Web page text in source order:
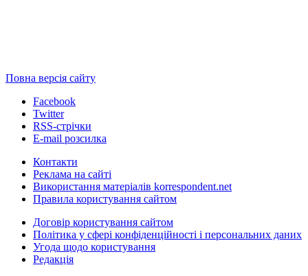
Повна версія сайту
Facebook
Twitter
RSS-стрічки
E-mail розсилка
Контакти
Реклама на сайті
Використання матеріалів korrespondent.net
Правила користування сайтом
Договір користування сайтом
Політика у сфері конфіденційності і персональних даних
Угода щодо користування
Редакція